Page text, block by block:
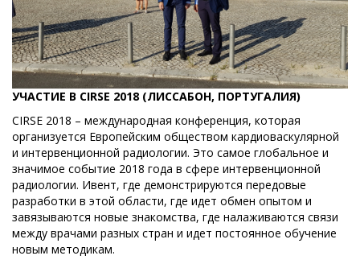
УЧАСТИЕ В CIRSE 2018 (ЛИССАБОН, ПОРТУГАЛИЯ)
CIRSE 2018 – международная конференция, которая
организуется Европейским обществом кардиоваскулярной
и интервенционной радиологии. Это самое глобальное и
значимое событие 2018 года в сфере интервенционной
радиологии. Ивент, где демонстрируются передовые
разработки в этой области, где идет обмен опытом и
завязываются новые знакомства, где налаживаются связи
между врачами разных стран и идет постоянное обучение
новым методикам.